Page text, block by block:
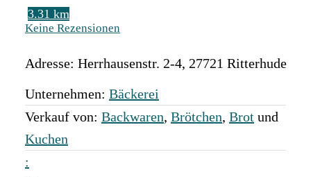
3.31 km
Keine Rezensionen
Adresse: Herrhausenstr. 2-4, 27721 Ritterhude
Unternehmen: Bäckerei
Verkauf von: Backwaren, Brötchen, Brot und
Kuchen
: